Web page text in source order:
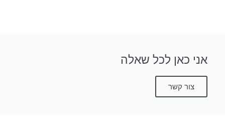
אני כאן לכל שאלה
צור קשר